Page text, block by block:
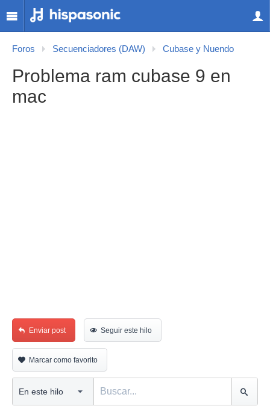
Foros Secuenciadores (DAW) Cubase y Nuendo
Problema ram cubase 9 en
mac
Enviar post Seguir este hilo
Marcar como favorito